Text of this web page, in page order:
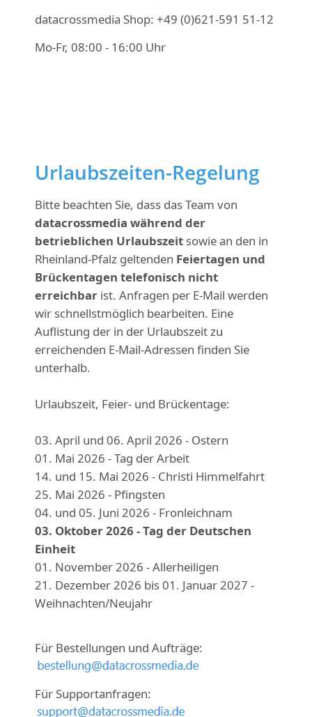
datacrossmedia Shop: +49 (0)621-591 51-12
Mo-Fr, 08:00 - 16:00 Uhr
Urlaubszeiten-Regelung
Bitte beachten Sie, dass das Team von
datacrossmedia während der
betrieblichen Urlaubszeitsowie an den in
Rheinland-Pfalz geltenden Feiertagen und
Brückentagen telefonisch nicht
erreichbarist. Anfragen per E-Mail werden
wir schnellstmöglich bearbeiten. Eine
Auflistung der in der Urlaubszeit zu
erreichenden E-Mail-Adressen finden Sie
unterhalb.
Urlaubszeit, Feier- und Brückentage:
03. April und 06. April 2026 - Ostern
01. Mai 2026 - Tag der Arbeit
14. und 15. Mai 2026 - Christi Himmelfahrt
25. Mai 2026 - Pfingsten
04. und 05. Juni 2026 - Fronleichnam
03. Oktober 2026 - Tag der Deutschen
Einheit
01. November 2026 - Allerheiligen
21. Dezember 2026 bis 01. Januar 2027 -
Weihnachten/Neujahr
Für Bestellungen und Aufträge:
Für Supportanfragen: